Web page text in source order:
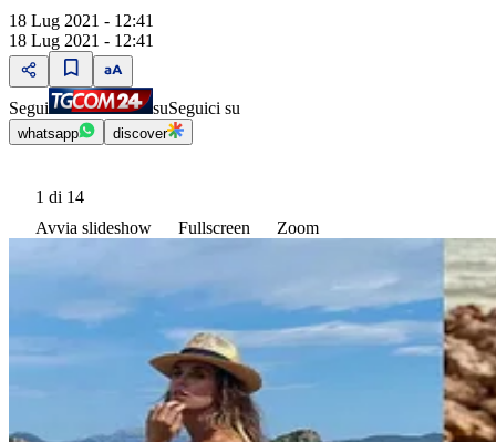
18 Lug 2021 - 12:41
18 Lug 2021 - 12:41
Segui suSeguici su
whatsapp discover
1 di 14
Avvia slideshow
Fullscreen Zoom